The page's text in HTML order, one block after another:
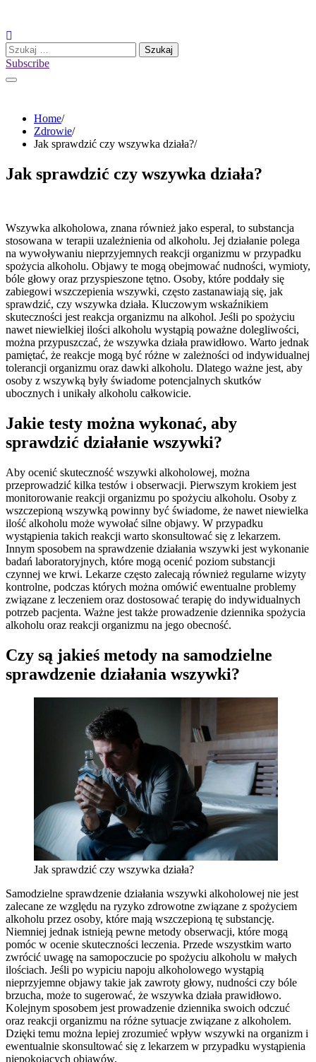
content
Szukaj:
Subscribe
Home
Zdrowie
Jak sprawdzić czy wszywka działa?
Jak sprawdzić czy wszywka działa?
Wszywka alkoholowa, znana również jako esperal, to substancja
stosowana w terapii uzależnienia od alkoholu. Jej działanie polega
na wywoływaniu nieprzyjemnych reakcji organizmu w przypadku
spożycia alkoholu. Objawy te mogą obejmować nudności, wymioty,
bóle głowy oraz przyspieszone tętno. Osoby, które poddały się
zabiegowi wszczepienia wszywki, często zastanawiają się, jak
sprawdzić, czy wszywka działa. Kluczowym wskaźnikiem
skuteczności jest reakcja organizmu na alkohol. Jeśli po spożyciu
nawet niewielkiej ilości alkoholu wystąpią poważne dolegliwości,
można przypuszczać, że wszywka działa prawidłowo. Warto jednak
pamiętać, że reakcje mogą być różne w zależności od indywidualnej
tolerancji organizmu oraz dawki alkoholu. Dlatego ważne jest, aby
osoby z wszywką były świadome potencjalnych skutków
ubocznych i unikały alkoholu całkowicie.
Jakie testy można wykonać, aby
sprawdzić działanie wszywki?
Aby ocenić skuteczność wszywki alkoholowej, można
przeprowadzić kilka testów i obserwacji. Pierwszym krokiem jest
monitorowanie reakcji organizmu po spożyciu alkoholu. Osoby z
wszczepioną wszywką powinny być świadome, że nawet niewielka
ilość alkoholu może wywołać silne objawy. W przypadku
wystąpienia takich reakcji warto skonsultować się z lekarzem.
Innym sposobem na sprawdzenie działania wszywki jest wykonanie
badań laboratoryjnych, które mogą ocenić poziom substancji
czynnej we krwi. Lekarze często zalecają również regularne wizyty
kontrolne, podczas których można omówić ewentualne problemy
związane z leczeniem oraz dostosować terapię do indywidualnych
potrzeb pacjenta. Ważne jest także prowadzenie dziennika spożycia
alkoholu oraz reakcji organizmu na jego obecność.
Czy są jakieś metody na samodzielne
sprawdzenie działania wszywki?
Jak sprawdzić czy wszywka działa?
Samodzielne sprawdzenie działania wszywki alkoholowej nie jest
zalecane ze względu na ryzyko zdrowotne związane z spożyciem
alkoholu przez osoby, które mają wszczepioną tę substancję.
Niemniej jednak istnieją pewne metody obserwacji, które mogą
pomóc w ocenie skuteczności leczenia. Przede wszystkim warto
zwrócić uwagę na samopoczucie po spożyciu alkoholu w małych
ilościach. Jeśli po wypiciu napoju alkoholowego wystąpią
nieprzyjemne objawy takie jak zawroty głowy, nudności czy bóle
brzucha, może to sugerować, że wszywka działa prawidłowo.
Kolejnym sposobem jest prowadzenie dziennika swoich odczuć
oraz reakcji organizmu na różne sytuacje związane z alkoholem.
Dzięki temu można lepiej zrozumieć wpływ wszywki na organizm i
ewentualnie skonsultować się z lekarzem w przypadku wystąpienia
niepokojących objawów.